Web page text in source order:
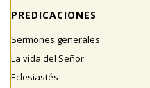
PREDICACIONES
Sermones generales
La vida del Señor
Eclesiastés